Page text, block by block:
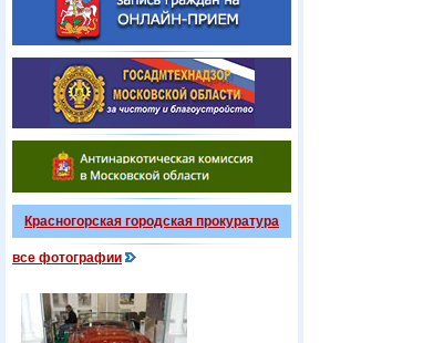
Красногорская городская прокуратура
все фотографии